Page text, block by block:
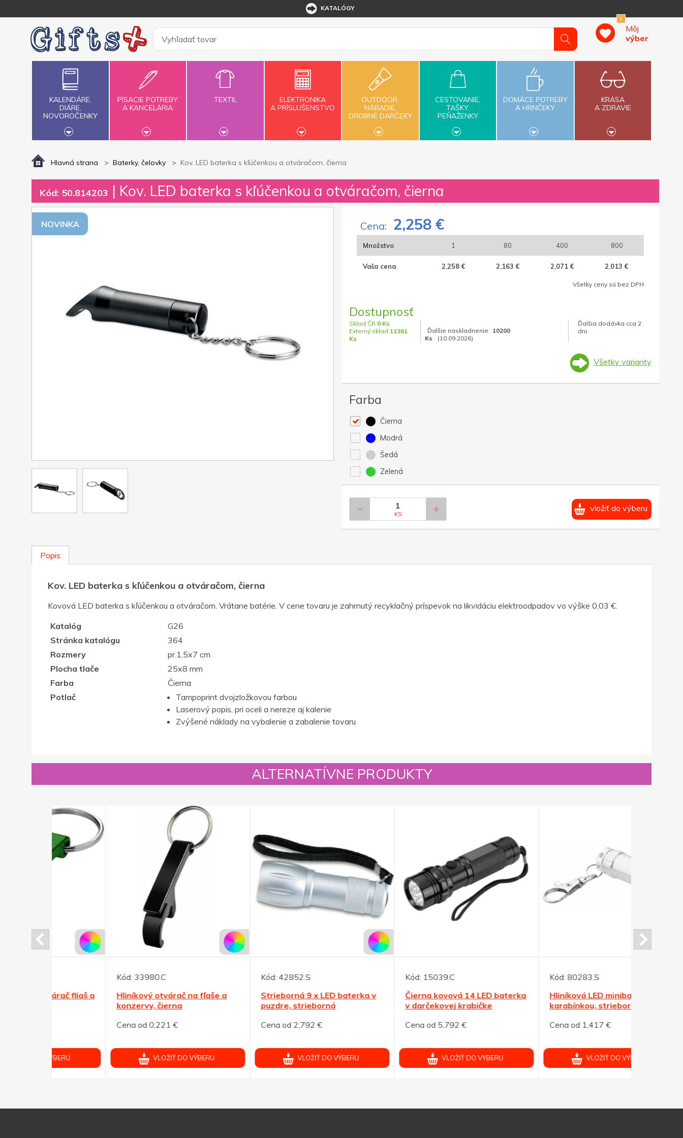
KATALÓGY
0
Môj
výber
KALENDÁRE,
DIÁRE,
NOVOROČENKY
PÍSACIE POTREBY
A KANCELÁRIA
TEXTIL
ELEKTRONIKA
A PRÍSLUŠENSTVO
OUTDOOR,
NÁRADIE,
DROBNÉ DARČEKY
CESTOVANIE,
TAŠKY,
PEŇAŽENKY
DOMÁCE POTREBY
A HRNČEKY
KRÁSA
A ZDRAVIE
Hlavná strana Baterky, čelovky Kov. LED baterka s kľúčenkou a otváračom, čierna
Kód: 50.814203 | Kov. LED baterka s kľúčenkou a otváračom, čierna
NOVINKA Cena: 2,258 €
Množstvo 1 80 400 800
Vaša cena 2,258 € 2,163 € 2,071 € 2,013 €
Všetky ceny sú bez DPH
Dostupnosť
Sklad ČR 0 Ks
Externý sklad 11361
Ks
Ďalšie naskladnenie: 10200
Ks
(10.09.2026)
Ďalšia dodávka cca 2
dni
Všetky varianty
Farba
Čierna
Modrá
Šedá
Zelená
KS
vložiť do výberu
Popis
Kov. LED baterka s kľúčenkou a otváračom, čierna
Kovová LED baterka s kľúčenkou a otváračom. Vrátane batérie. V cene tovaru je zahrnutý recyklačný príspevok na likvidáciu elektroodpadov vo výške 0,03 €.
Katalóg
G26
Stránka katalógu
364
Rozmery
pr.1,5x7 cm
Plocha tlače
25x8 mm
Farba
Čierna
Potlač
Tampoprint dvojzložkovou farbou
Laserový popis, pri oceli a nereze aj kalenie
Zvýšené náklady na vybalenie a zabalenie tovaru
ALTERNATÍVNE PRODUKTY
Hliníkový otvárač na fľaše a
konzervy, čierna
Cena od 0,221 €
VLOŽIŤ DO VÝBERU
Strieborná 9 x LED baterka v
puzdre, strieborná
Cena od 2,792 €
VLOŽIŤ DO VÝBERU
Čierna kovová 14 LED baterka
v darčekovej krabičke
Cena od 5,792 €
VLOŽIŤ DO VÝBERU
Hliníková LED minibaterka s
karabínkou, strieborná
Cena od 1,417 €
VLOŽIŤ DO VÝBERU